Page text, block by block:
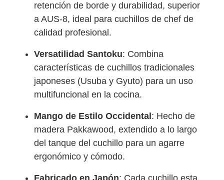
retención de borde y durabilidad, superior
a AUS-8, ideal para cuchillos de chef de
calidad profesional.
Versatilidad Santoku: Combina
características de cuchillos tradicionales
japoneses (Usuba y Gyuto) para un uso
multifuncional en la cocina.
Mango de Estilo Occidental : Hecho de
madera Pakkawood, extendido a lo largo
del tanque del cuchillo para un agarre
ergonómico y cómodo.